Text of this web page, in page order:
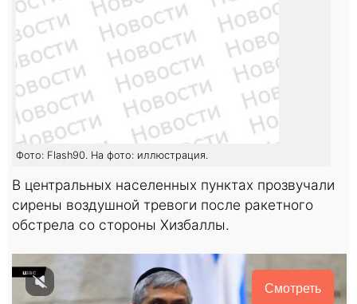
Фото: Flash90. На фото: иллюстрация.
В центральных населенных пунктах прозвучали
сирены воздушной тревоги после ракетного
обстрела со стороны Хизбаллы.
Смотреть